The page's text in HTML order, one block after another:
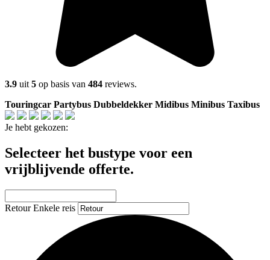
3.9 uit 5 op basis van 484 reviews.
Touringcar Partybus Dubbeldekker Midibus Minibus Taxibus
Je hebt gekozen:
Selecteer het bustype voor een
vrijblijvende offerte.
RetourEnkele reis